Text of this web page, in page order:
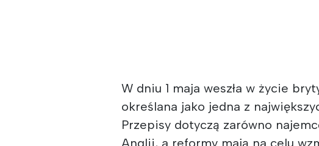
W dniu 1 maja weszła w życie
określana jako jedna z
Przepisy dotyczą zarówno
Anglii, a reformy mają na celu